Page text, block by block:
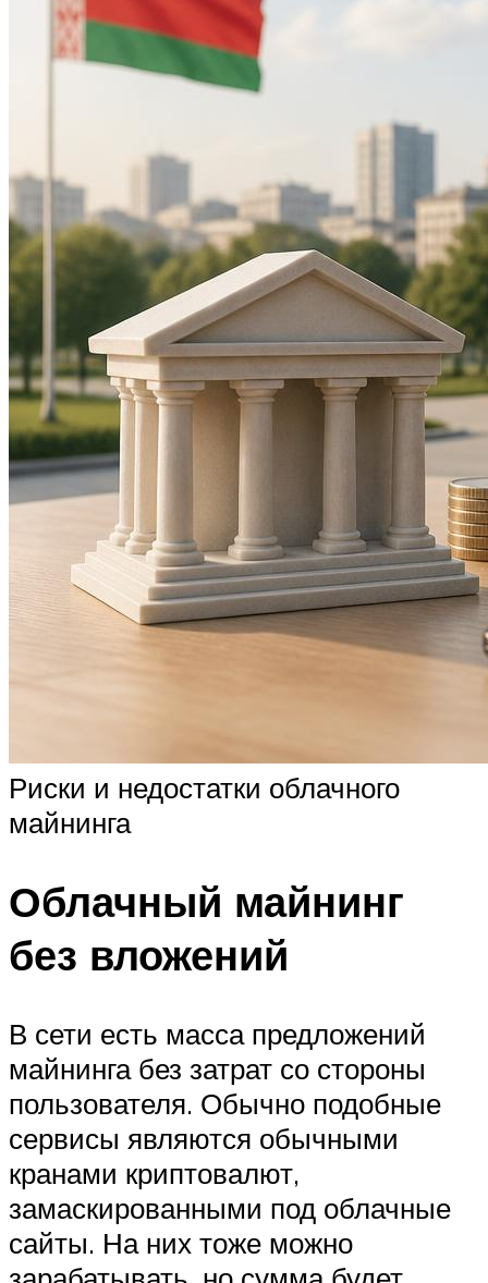
Риски и недостатки облачного
майнинга
Облачный майнинг
без вложений
В сети есть масса предложений
майнинга без затрат со стороны
пользователя. Обычно подобные
сервисы являются обычными
кранами криптовалют,
замаскированными под облачные
сайты. На них тоже можно